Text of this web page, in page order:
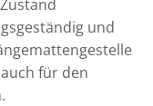
und
auch für den